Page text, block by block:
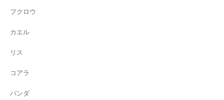
フクロウ
カエル
リス
コアラ
パンダ